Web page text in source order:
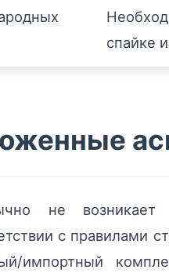
спайке
не возникает
с правилами
импортный